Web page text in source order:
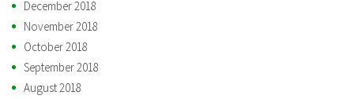
December 2018
November 2018
October 2018
September 2018
August 2018